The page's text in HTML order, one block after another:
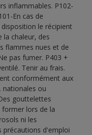
inflammables. P102-
En cas de
le récipient
la chaleur, des
flammes nues et de
pas fumer. P403 +
Tenir au frais.
conformément aux
nationales ou
gouttelettes
former lors de la
ni les
précautions d'emploi